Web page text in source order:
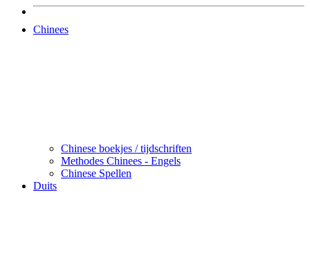
Chinees
Chinese boekjes / tijdschriften
Methodes Chinees - Engels
Chinese Spellen
Duits